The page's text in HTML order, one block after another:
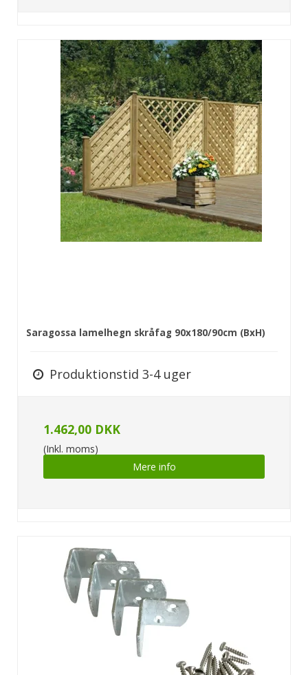
Saragossa lamelhegn skråfag 90x180/90cm (BxH)
Produktionstid 3-4 uger
1.462,00 DKK
(Inkl. moms)
Mere info